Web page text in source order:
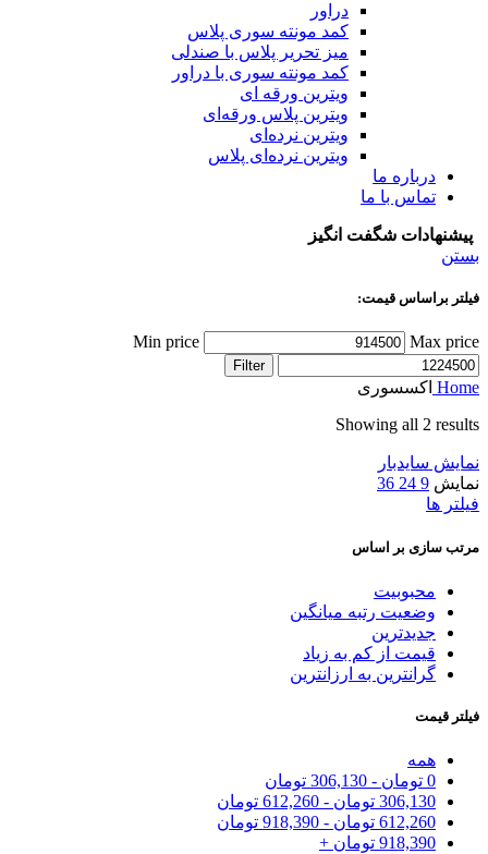
دراور
کمد مونته سوری پلاس
میز تحریر پلاس با صندلی
کمد مونته سوری با دراور
ویترین ورقه ای
ویترین پلاس ورقه‌ای
ویترین نرده‌ای
ویترین نرده‌ای پلاس
درباره ما
تماس با ما
پیشنهادات شگفت انگیز
بستن
فیلتر براساس قیمت:
Min price Max price
Filter
Home اکسسوری
Showing all 2 results
نمایش سایدبار
نمایش 9
24
36
فیلتر ها
مرتب سازی بر اساس
محبوبیت
وضعیت رتبه میانگین
جدیدترین
قیمت از کم به زیاد
گرانترین به ارزانترین
فیلتر قیمت
همه
0 تومان -
306,130 تومان
306,130 تومان -
612,260 تومان
612,260 تومان -
918,390 تومان
918,390 تومان +